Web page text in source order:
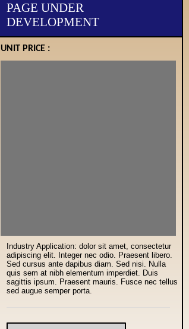
PAGE UNDER
DEVELOPMENT
UNIT PRICE :
Industry Application: dolor sit amet, consectetur
adipiscing elit. Integer nec odio. Praesent libero.
Sed cursus ante dapibus diam. Sed nisi. Nulla
quis sem at nibh elementum imperdiet. Duis
sagittis ipsum. Praesent mauris. Fusce nec tellus
sed augue semper porta.